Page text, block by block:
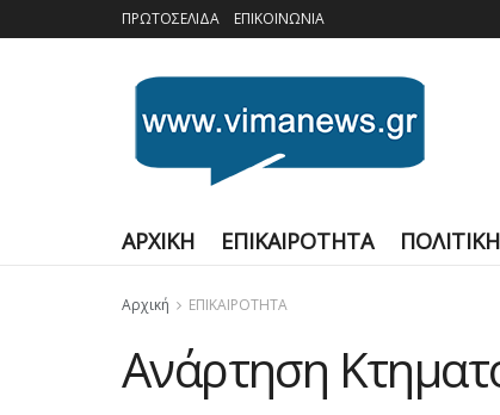
ΠΡΩΤΟΣΕΛΙΔΑ ΕΠΙΚΟΙΝΩΝΙΑ
ΑΡΧΙΚΗ ΕΠΙΚΑΙΡΟΤΗΤΑ ΠΟΛΙΤΙΚΗ
Αρχική ΕΠΙΚΑΙΡΟΤΗΤΑ
Ανάρτηση